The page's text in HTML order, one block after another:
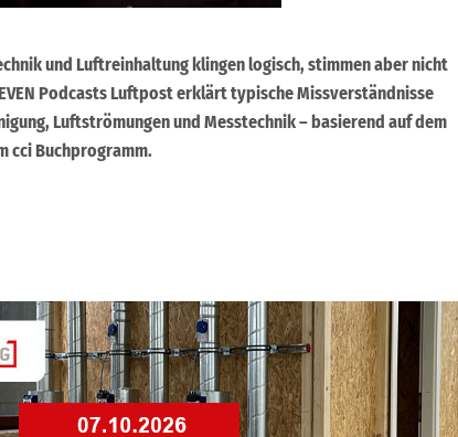
und Luftreinhaltung klingen logisch, stimmen aber nicht
Podcasts Luftpost erklärt typische Missverständnisse
Luftströmungen und Messtechnik – basierend auf dem
cci Buchprogramm.
öffentlichen Zugänglichmachung oder Bearbeitung, auch auszugsweise, ist nur
GmbH gestattet.